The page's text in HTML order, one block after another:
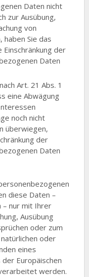
Daten nicht
zur Ausübung,
von
haben Sie das
der
Daten
Art. 21 Abs. 1
eine Abwägung
noch nicht
überwiegen,
der
Daten
diese Daten –
– nur mit Ihrer
Ausübung
oder zum
oder
eines
Europäischen
werden.